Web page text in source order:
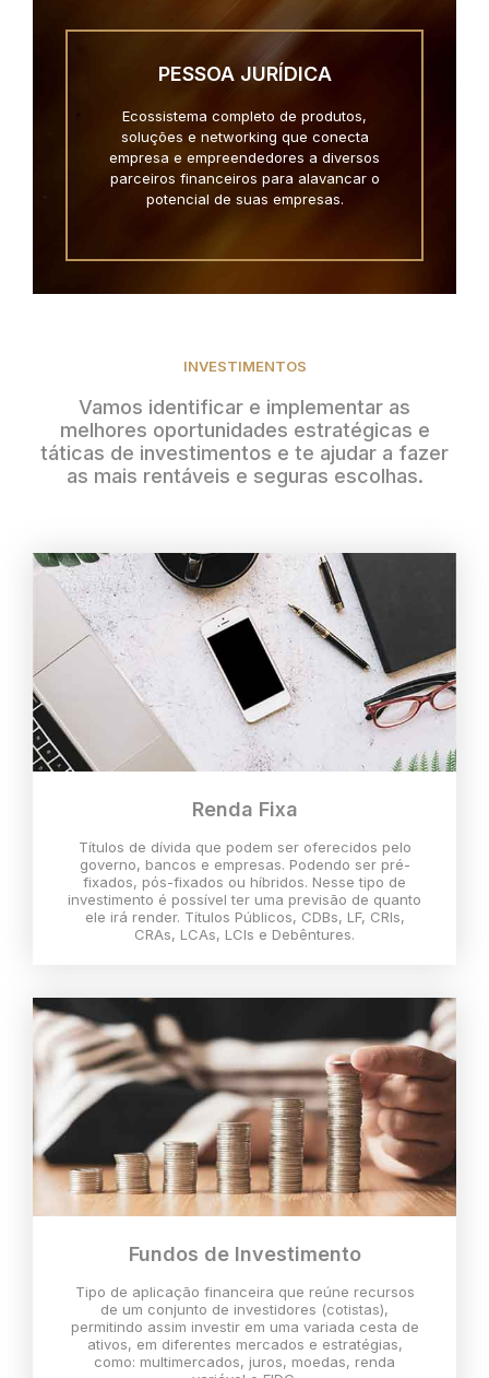
PESSOA JURÍDICA
Ecossistema completo de produtos,
soluções e networking que conecta
empresa e empreendedores a diversos
parceiros financeiros para alavancar o
potencial de suas empresas.
INVESTIMENTOS
Vamos identificar e implementar as
melhores oportunidades estratégicas e
táticas de investimentos e te ajudar a fazer
as mais rentáveis e seguras escolhas.
Renda Fixa
Títulos de dívida que podem ser oferecidos pelo
governo, bancos e empresas. Podendo ser pré-
fixados, pós-fixados ou híbridos. Nesse tipo de
investimento é possível ter uma previsão de quanto
ele irá render. Títulos Públicos, CDBs, LF, CRIs,
CRAs, LCAs, LCIs e Debêntures.
Fundos de Investimento
Tipo de aplicação financeira que reúne recursos
de um conjunto de investidores (cotistas),
permitindo assim investir em uma variada cesta de
ativos, em diferentes mercados e estratégias,
como: multimercados, juros, moedas, renda